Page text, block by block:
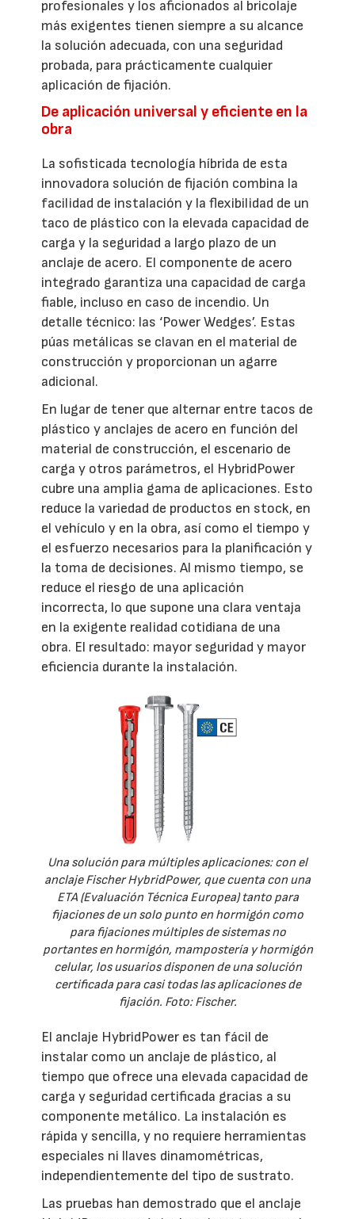
profesionales y los aficionados al bricolaje
más exigentes tienen siempre a su alcance
la solución adecuada, con una seguridad
probada, para prácticamente cualquier
aplicación de fijación.
De aplicación universal y eficiente en la
obra
La sofisticada tecnología híbrida de esta
innovadora solución de fijación combina la
facilidad de instalación y la flexibilidad de un
taco de plástico con la elevada capacidad de
carga y la seguridad a largo plazo de un
anclaje de acero. El componente de acero
integrado garantiza una capacidad de carga
fiable, incluso en caso de incendio. Un
detalle técnico: las ‘Power Wedges’. Estas
púas metálicas se clavan en el material de
construcción y proporcionan un agarre
adicional.
En lugar de tener que alternar entre tacos de
plástico y anclajes de acero en función del
material de construcción, el escenario de
carga y otros parámetros, el HybridPower
cubre una amplia gama de aplicaciones. Esto
reduce la variedad de productos en stock, en
el vehículo y en la obra, así como el tiempo y
el esfuerzo necesarios para la planificación y
la toma de decisiones. Al mismo tiempo, se
reduce el riesgo de una aplicación
incorrecta, lo que supone una clara ventaja
en la exigente realidad cotidiana de una
obra. El resultado: mayor seguridad y mayor
eficiencia durante la instalación.
Una solución para múltiples aplicaciones: con el
anclaje Fischer HybridPower, que cuenta con una
ETA (Evaluación Técnica Europea) tanto para
fijaciones de un solo punto en hormigón como
para fijaciones múltiples de sistemas no
portantes en hormigón, mampostería y hormigón
celular, los usuarios disponen de una solución
certificada para casi todas las aplicaciones de
fijación. Foto: Fischer.
El anclaje HybridPower es tan fácil de
instalar como un anclaje de plástico, al
tiempo que ofrece una elevada capacidad de
carga y seguridad certificada gracias a su
componente metálico. La instalación es
rápida y sencilla, y no requiere herramientas
especiales ni llaves dinamométricas,
independientemente del tipo de sustrato.
Las pruebas han demostrado que el anclaje